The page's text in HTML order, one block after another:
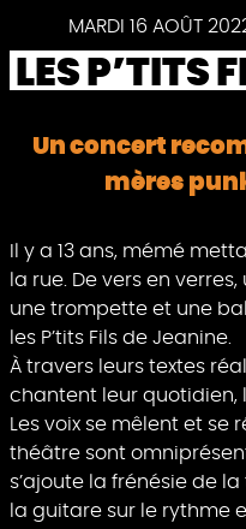
MARDI 16 AOÛT
LES P’TITS
Un concert
mères
Il y a 13 ans, mémé
la rue. De vers en
une trompette et une
les P’tits Fils de Jeanine.
À travers leurs textes
chantent leur quotidien,
Les voix se mêlent et se
théâtre sont
s’ajoute la frénésie de
la guitare sur le rythme